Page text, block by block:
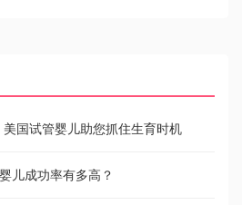
国试管婴儿助您抓住生育时机
儿成功率有多高？